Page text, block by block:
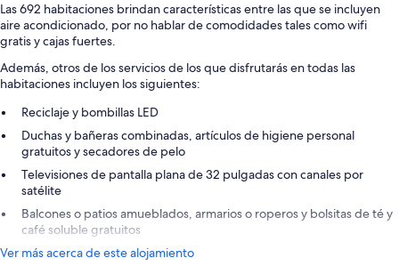
Las 692 habitaciones brindan características entre las que se incluyen
aire acondicionado, por no hablar de comodidades tales como wifi
gratis y cajas fuertes.
Además, otros de los servicios de los que disfrutarás en todas las
habitaciones incluyen los siguientes:
Reciclaje y bombillas LED
Duchas y bañeras combinadas, artículos de higiene personal
gratuitos y secadores de pelo
Televisiones de pantalla plana de 32 pulgadas con canales por
satélite
Balcones o patios amueblados, armarios o roperos y bolsitas de té y
café soluble gratuitos
Ver más acerca de este alojamiento